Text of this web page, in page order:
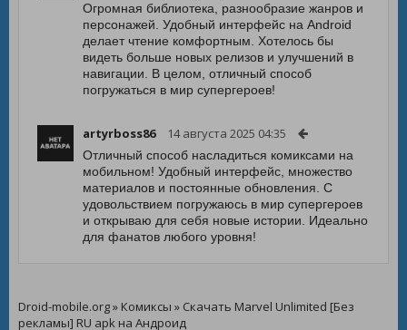
Огромная библиотека, разнообразие жанров и
персонажей. Удобный интерфейс на Android
делает чтение комфортным. Хотелось бы
видеть больше новых релизов и улучшений в
навигации. В целом, отличный способ
погружаться в мир супергероев!
artyrboss86 14 августа 2025 04:35
Отличный способ насладиться комиксами на
мобильном! Удобный интерфейс, множество
материалов и постоянные обновления. С
удовольствием погружаюсь в мир супергероев
и открываю для себя новые истории. Идеально
для фанатов любого уровня!
Droid-mobile.org» Комиксы » Скачать Marvel Unlimited [Без
рекламы] RU apk на Андроид